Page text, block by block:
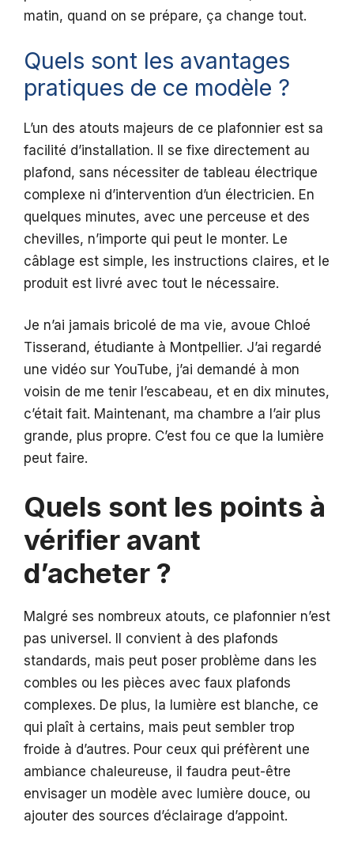
matin, quand on se prépare, ça change tout.
Quels sont les avantages
pratiques de ce modèle ?
L’un des atouts majeurs de ce plafonnier est sa
facilité d’installation. Il se fixe directement au
plafond, sans nécessiter de tableau électrique
complexe ni d’intervention d’un électricien. En
quelques minutes, avec une perceuse et des
chevilles, n’importe qui peut le monter. Le
câblage est simple, les instructions claires, et le
produit est livré avec tout le nécessaire.
Je n’ai jamais bricolé de ma vie, avoue Chloé
Tisserand, étudiante à Montpellier. J’ai regardé
une vidéo sur YouTube, j’ai demandé à mon
voisin de me tenir l’escabeau, et en dix minutes,
c’était fait. Maintenant, ma chambre a l’air plus
grande, plus propre. C’est fou ce que la lumière
peut faire.
Quels sont les points à
vérifier avant
d’acheter ?
Malgré ses nombreux atouts, ce plafonnier n’est
pas universel. Il convient à des plafonds
standards, mais peut poser problème dans les
combles ou les pièces avec faux plafonds
complexes. De plus, la lumière est blanche, ce
qui plaît à certains, mais peut sembler trop
froide à d’autres. Pour ceux qui préfèrent une
ambiance chaleureuse, il faudra peut-être
envisager un modèle avec lumière douce, ou
ajouter des sources d’éclairage d’appoint.